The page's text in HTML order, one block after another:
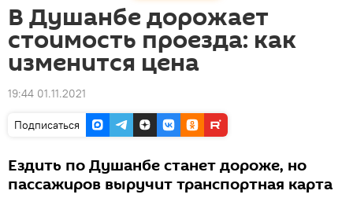
В Душанбе дорожает
стоимость проезда: как
изменится цена
19:44 01.11.2021
Подписаться
Ездить по Душанбе станет дороже, но
пассажиров выручит транспортная карта